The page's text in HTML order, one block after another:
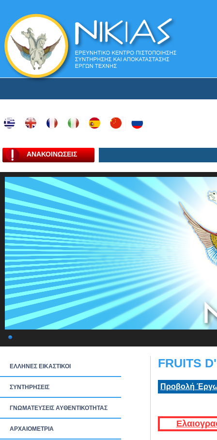
ΑΝΑΚΟΙΝΩΣΕΙΣ
ΕΛΛΗΝΕΣ ΕΙΚΑΣΤΙΚΟΙ
ΣΥΝΤΗΡΗΣΕΙΣ
ΓΝΩΜΑΤΕΥΣΕΙΣ ΑΥΘΕΝΤΙΚΟΤΗΤΑΣ
ΑΡΧΑΙΟΜΕΤΡΙΑ
FRUITS
Προβολή